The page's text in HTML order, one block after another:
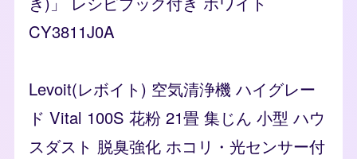
CY3811J0A
Levoit(レボイト) 空気清浄機 ハイグレー
ド Vital 100S 花粉 21畳 集じん 小型 ハウ
スダスト 脱臭強化 ホコリ・光センサー付